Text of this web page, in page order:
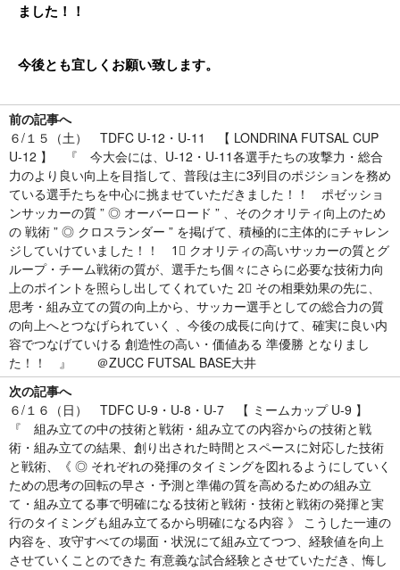
ました！！
今後とも宜しくお願い致します。
前の記事へ
６/１５（土） TDFC U-12・U-11 【 LONDRINA FUTSAL CUP
U-12 】 『 今大会には、U-12・U-11各選手たちの攻撃力・総合
力のより良い向上を目指して、普段は主に3列目のポジションを務め
ている選手たちを中心に挑ませていただきました！！ ポゼッショ
ンサッカーの質 ” ◎ オーバーロード ” 、そのクオリティ向上のため
の 戦術 ” ◎ クロスランダー ” を掲げて、積極的に主体的にチャレン
ジしていけていました！！ 1⃣ クオリティの高いサッカーの質とグ
ループ・チーム戦術の質が、選手たち個々にさらに必要な技術力向
上のポイントを照らし出してくれていた 2⃣ その相乗効果の先に、
思考・組み立ての質の向上から、サッカー選手としての総合力の質
の向上へとつなげられていく 、今後の成長に向けて、確実に良い内
容でつなげていける 創造性の高い・価値ある 準優勝 となりまし
た！！ 』 ＠ZUCC FUTSAL BASE大井
次の記事へ
６/１６（日） TDFC U-9・U-8・U-7 【 ミームカップ U-9 】
『 組み立ての中の技術と戦術・組み立ての内容からの技術と戦
術・組み立ての結果、創り出された時間とスペースに対応した技術
と戦術、《 ◎ それぞれの発揮のタイミングを図れるようにしていく
ための思考の回転の早さ・予測と準備の質を高めるための組み立
て・組み立てる事で明確になる技術と戦術・技術と戦術の発揮と実
行のタイミングも組み立てるから明確になる内容 》 こうした一連の
内容を、攻守すべての場面・状況にて組み立てつつ、経験値を向上
させていくことのできた 有意義な試合経験とさせていただき、悔し